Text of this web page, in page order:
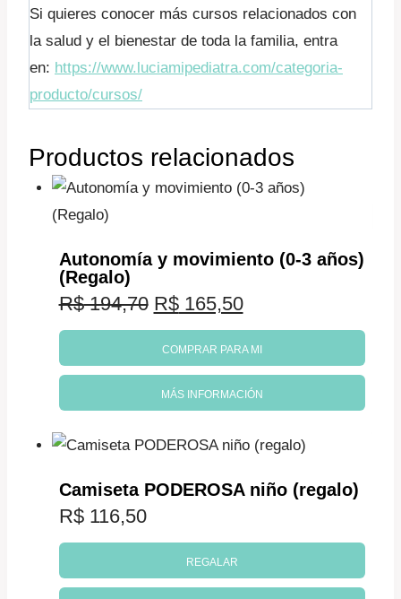
Si quieres conocer más cursos relacionados con
la salud y el bienestar de toda la familia, entra
en: https://www.luciamipediatra.com/categoria-
producto/cursos/
Productos relacionados
Autonomía y movimiento (0-3 años)
(Regalo)
R$194,70 El
precio
original
era:
R$ 194,70.
R$165,50El
precio
actual
es:
R$ 165,50.
COMPRAR PARA MI
MÁS INFORMACIÓN
Camiseta PODEROSA niño (regalo)
R$116,50
REGALAR